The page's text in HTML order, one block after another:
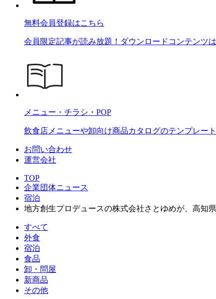
無料会員登録はこちら
会員限定記事が読み放題！ダウンロードコンテンツ
メニュー・チラシ・POP
飲食店メニューや卸向け商品カタログのテンプレー
お問い合わせ
運営会社
TOP
企業団体ニュース
宿泊
地方創生プロデュースの株式会社さとゆめが、高知
すべて
外食
宿泊
食品
卸・問屋
新商品
その他